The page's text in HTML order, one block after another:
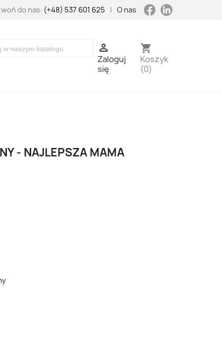
do nas: (+48) 537 601 625 | O nas Facebook

Zaloguj
się
shopping_cart
Koszyk
(0)
- NAJLEPSZA MAMA